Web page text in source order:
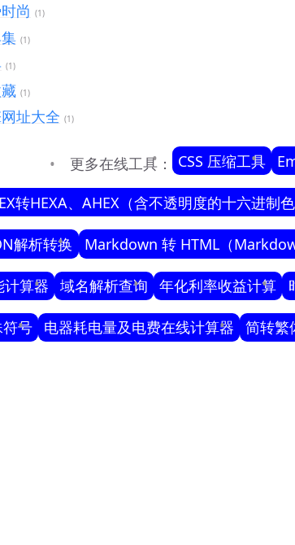
尚 (1)
(1)
(1)
(1)
址大全 (1)
更多在线工具： CSS 压缩工具
转HEXA、AHEX（含不透明度的十六进制
解析转换 Markdown 转 HTML（
计算器 域名解析查询 年化利率收益计算
号 电器耗电量及电费在线计算器 简转繁